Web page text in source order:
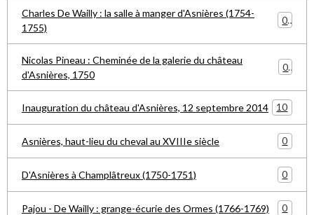
Charles De Wailly : la salle à manger d'Asnières (1754-
1755)
0
Nicolas Pineau : Cheminée de la galerie du château
d'Asnières, 1750
0
Inauguration du château d'Asnières, 12 septembre 2014 10
Asnières, haut-lieu du cheval au XVIIIe siècle 0
D'Asnières à Champlâtreux (1750-1751) 0
Pajou - De Wailly : grange-écurie des Ormes (1766-1769) 0